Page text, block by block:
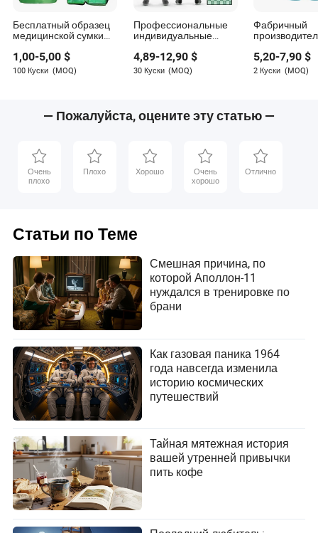
Бесплатный образец
медицинской сумки
спорта Набор для
выживания Everlit
1,00-5,00 $
100 Куски (MOQ)
Профессиональные
индивидуальные
производительные
сублимационные
мужские дышащие
влагоотводящими
свойствами
4,89-12,90$
30 Куски (MOQ)
Фабричный
футбольных
5,20-7,90 $
2 Куски (MOQ)
— Пожалуйста, оцените эту статью —
Очень
плохо
Плохо Хорошо
Очень
хорошо
Отлично
Статьи по Теме
Смешная причина, по
которой Аполлон-11
нуждался в тренировке по
брани
Как газовая паника 1964
года навсегда изменила
историю космических
путешествий
Тайная мятежная история
вашей утренней привычки
пить кофе